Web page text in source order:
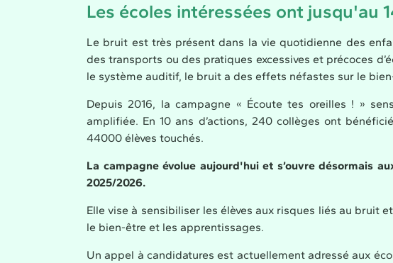
Les écoles intéressées ont jusqu'au
Le bruit est très présent dans la vie quotidienne des
des transports ou des pratiques excessives et précoces
le système auditif, le bruit a des effets néfastes sur le
Depuis 2016, la campagne « Écoute tes oreilles ! »
amplifiée. En 10 ans d’actions, 240 collèges ont
44000 élèves touchés.
La campagne évolue aujourd'hui et s’ouvre désormais
2025/2026.
Elle vise à sensibiliser les élèves aux risques liés au bruit
le bien-être et les apprentissages.
Un appel à candidatures est actuellement adressé aux